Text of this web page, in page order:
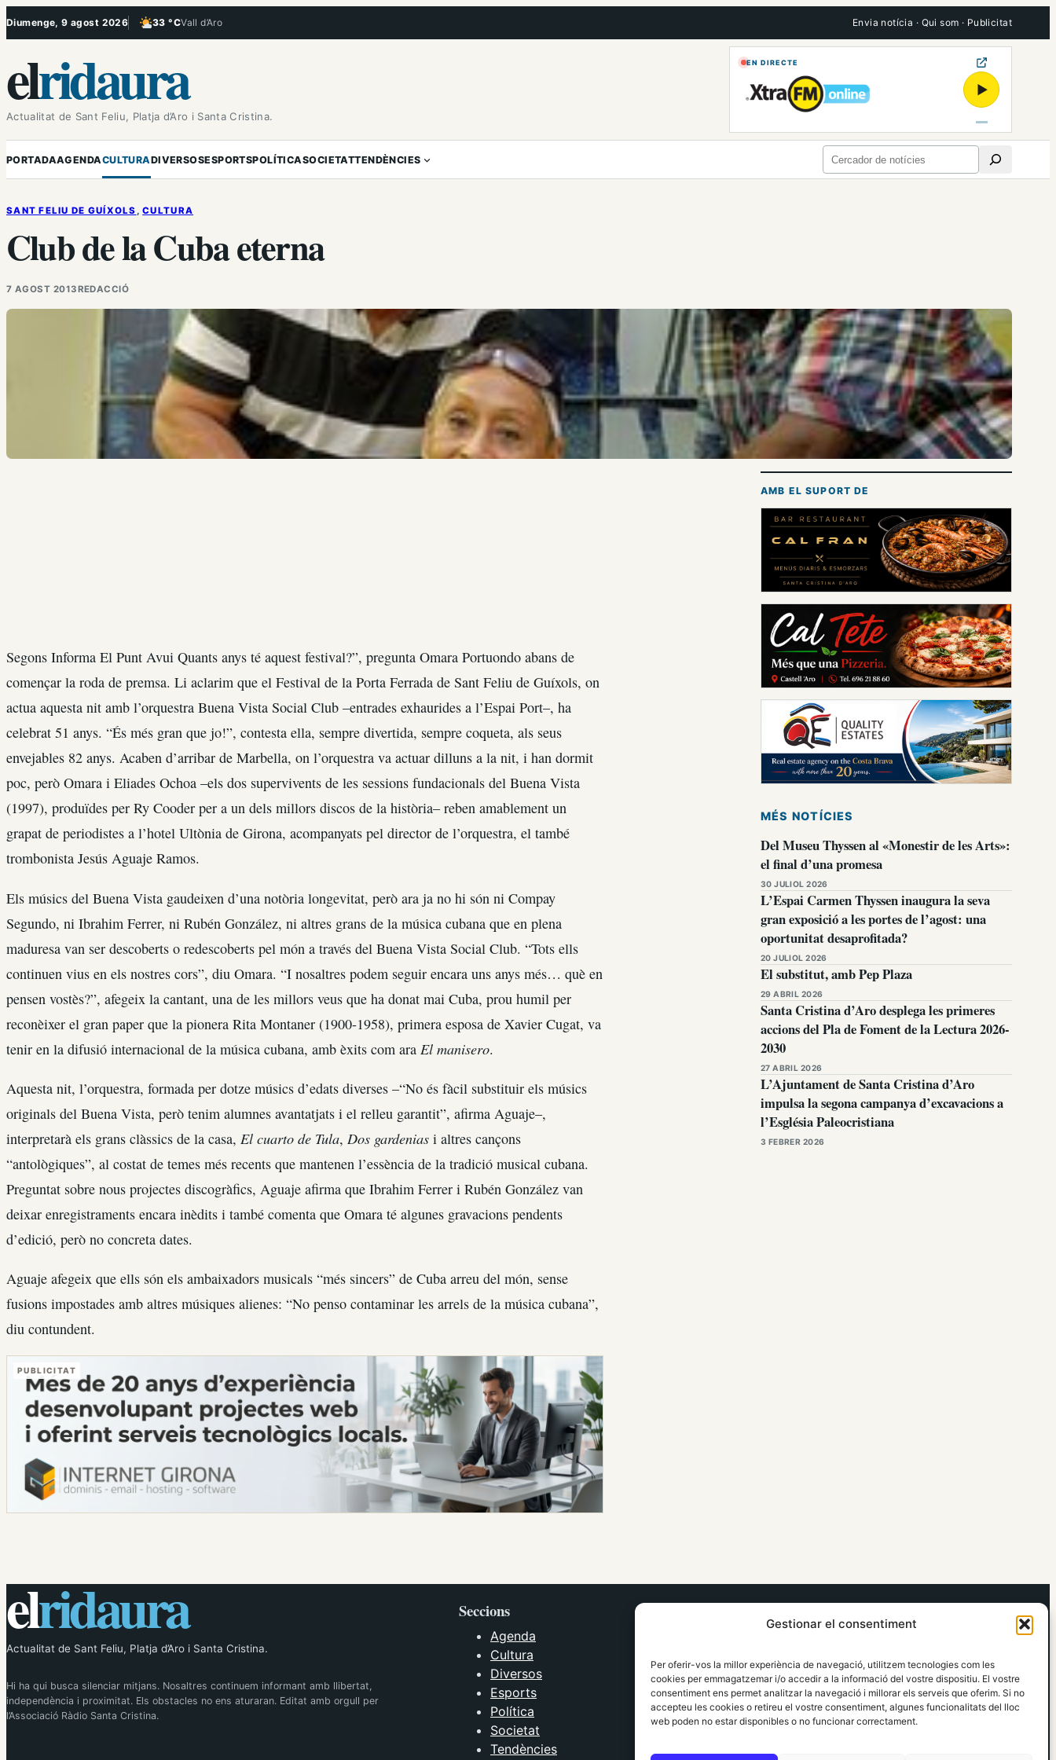
Gestionar el consentiment
Per oferir-vos la millor experiència de navegació, utilitzem tecnologies com les
cookies per emmagatzemar i/o accedir a la informació del vostre dispositiu. El vostre
consentiment ens permet analitzar la navegació i millorar els serveis que oferim. Si no
accepteu les cookies o retireu el vostre consentiment, algunes funcionalitats del lloc
web poden no estar disponibles o no funcionar correctament.
Vés
Diumenge, 9 agost 2026 33 °CVall d’Aro
, Poc ennuvolat Envia notícia · Qui som · Publicitat
elridaura
Actualitat de Sant Feliu, Platja d’Aro i Santa Cristina.
EN DIRECTE
▶
PORTADAAGENDACULTURADIVERSOSESPORTSPOLÍTICASOCIETATTENDÈNCIES Cerca
SANT FELIU DE GUÍXOLS , CULTURA
Club de la Cuba eterna
7 AGOST 2013REDACCIÓ
Segons Informa El Punt Avui Quants anys té aquest festival?”, pregunta Omara Portuondo abans de
començar la roda de premsa. Li aclarim que el Festival de la Porta Ferrada de Sant Feliu de Guíxols, on
actua aquesta nit amb l’orquestra Buena Vista Social Club –entrades exhaurides a l’Espai Port–, ha
celebrat 51 anys. “És més gran que jo!”, contesta ella, sempre divertida, sempre coqueta, als seus
envejables 82 anys. Acaben d’arribar de Marbella, on l’orquestra va actuar dilluns a la nit, i han dormit
poc, però Omara i Eliades Ochoa –els dos supervivents de les sessions fundacionals del Buena Vista
(1997), produïdes per Ry Cooder per a un dels millors discos de la història– reben amablement un
grapat de periodistes a l’hotel Ultònia de Girona, acompanyats pel director de l’orquestra, el també
trombonista Jesús Aguaje Ramos.
Els músics del Buena Vista gaudeixen d’una notòria longevitat, però ara ja no hi són ni Compay
Segundo, ni Ibrahim Ferrer, ni Rubén González, ni altres grans de la música cubana que en plena
maduresa van ser descoberts o redescoberts pel món a través del Buena Vista Social Club. “Tots ells
continuen vius en els nostres cors”, diu Omara. “I nosaltres podem seguir encara uns anys més… què en
pensen vostès?”, afegeix la cantant, una de les millors veus que ha donat mai Cuba, prou humil per
reconèixer el gran paper que la pionera Rita Montaner (1900-1958), primera esposa de Xavier Cugat, va
tenir en la difusió internacional de la música cubana, amb èxits com ara El manisero.
Aquesta nit, l’orquestra, formada per dotze músics d’edats diverses –“No és fàcil substituir els músics
originals del Buena Vista, però tenim alumnes avantatjats i el relleu garantit”, afirma Aguaje–,
interpretarà els grans clàssics de la casa, El cuarto de Tula, Dos gardenias i altres cançons
“antològiques”, al costat de temes més recents que mantenen l’essència de la tradició musical cubana.
Preguntat sobre nous projectes discogràfics, Aguaje afirma que Ibrahim Ferrer i Rubén González van
deixar enregistraments encara inèdits i també comenta que Omara té algunes gravacions pendents
d’edició, però no concreta dates.
Aguaje afegeix que ells són els ambaixadors musicals “més sincers” de Cuba arreu del món, sense
fusions impostades amb altres músiques alienes: “No penso contaminar les arrels de la música cubana”,
diu contundent.
PUBLICITAT
AMB EL SUPORT DE
MÉS NOTÍCIES
Del Museu Thyssen al «Monestir de les Arts»:
el final d’una promesa
30 JULIOL 2026
L’Espai Carmen Thyssen inaugura la seva
gran exposició a les portes de l’agost: una
oportunitat desaprofitada?
20 JULIOL 2026
El substitut, amb Pep Plaza
29 ABRIL 2026
Santa Cristina d’Aro desplega les primeres
accions del Pla de Foment de la Lectura 2026-
2030
27 ABRIL 2026
L’Ajuntament de Santa Cristina d’Aro
impulsa la segona campanya d’excavacions a
l’Església Paleocristiana
3 FEBRER 2026
elridaura
Actualitat de Sant Feliu, Platja d’Aro i Santa Cristina.
Hi ha qui busca silenciar mitjans. Nosaltres continuem informant amb llibertat,
independència i proximitat. Els obstacles no ens aturaran. Editat amb orgull per
l’Associació Ràdio Santa Cristina.
Seccions
Agenda
Cultura
Diversos
Esports
Política
Societat
Tendències
elRidaura.com
Política de Cookies
Política Editorial